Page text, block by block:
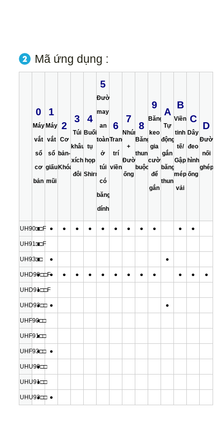
Mã ứng dụng :
0
Máy
vắt
sổ
cơ
bản
1
Máy
vắt
sổ
giấu
mũi
2
Cơ
bản-
Khóa
3
Túi
khâu
xích
đôi
4
Buổi
tụ
họp
Shirring
5
Đường
may
an
toàn
ở
túi
có
băng
dính
6
Trang
trí
viền
7
Nhún
+
Đường
ống
8
Băng
thun
buộc
9
Băng
keo
gia
cường
để
gắn
A
Tự
động
gắn
băng
thun
B
Viền
tinh
tế/
Gập
mép
vải
C
Dây
đeo
hình
ống
D
Đường
nối
ghép
UH90□□F
● ● ● ● ● ● ● ● ● ● ● ●
UH91□□F
●
UH93□□
● ● ●
UHD90□□F
● ● ● ● ● ● ● ● ● ● ● ● ●
UHD91□□F
●
UHD93□□
● ● ●
UHF90□□
●
UHF91□□
●
UHF93□□
● ●
UHU90□□
●
UHU91□□
●
UHU93□□
● ●